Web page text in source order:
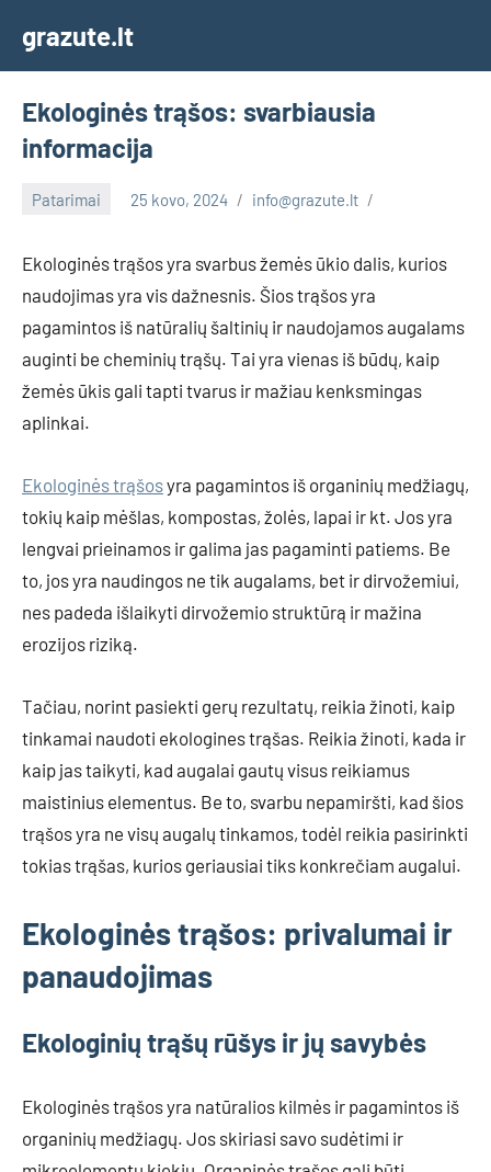
content
grazute.lt
Ekologinės trąšos: svarbiausia
informacija
Patarimai 25 kovo, 2024 info@grazute.lt
Ekologinės trąšos yra svarbus žemės ūkio dalis, kurios
naudojimas yra vis dažnesnis. Šios trąšos yra
pagamintos iš natūralių šaltinių ir naudojamos augalams
auginti be cheminių trąšų. Tai yra vienas iš būdų, kaip
žemės ūkis gali tapti tvarus ir mažiau kenksmingas
aplinkai.
Ekologinės trąšosyra pagamintos iš organinių medžiagų,
tokių kaip mėšlas, kompostas, žolės, lapai ir kt. Jos yra
lengvai prieinamos ir galima jas pagaminti patiems. Be
to, jos yra naudingos ne tik augalams, bet ir dirvožemiui,
nes padeda išlaikyti dirvožemio struktūrą ir mažina
erozijos riziką.
Tačiau, norint pasiekti gerų rezultatų, reikia žinoti, kaip
tinkamai naudoti ekologines trąšas. Reikia žinoti, kada ir
kaip jas taikyti, kad augalai gautų visus reikiamus
maistinius elementus. Be to, svarbu nepamiršti, kad šios
trąšos yra ne visų augalų tinkamos, todėl reikia pasirinkti
tokias trąšas, kurios geriausiai tiks konkrečiam augalui.
Ekologinės trąšos: privalumai ir
panaudojimas
Ekologinių trąšų rūšys ir jų savybės
Ekologinės trąšos yra natūralios kilmės ir pagamintos iš
organinių medžiagų. Jos skiriasi savo sudėtimi ir